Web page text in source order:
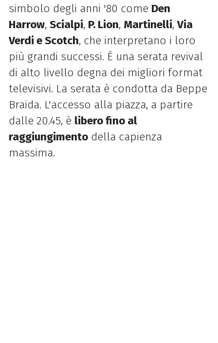
simbolo degli anni '80 come Den
Harrow, Scialpi, P. Lion, Martinelli,Via
Verdi e Scotch, che interpretano i loro
più grandi successi. È una serata revival
di alto livello degna dei migliori format
televisivi. La serata è condotta da Beppe
Braida. L'accesso alla piazza, a partire
dalle 20.45, è libero fino al
raggiungimentodella capienza
massima.